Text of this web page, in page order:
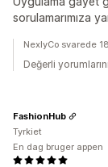
sorulamarımıza
NexlyCo svarede
Değerli
FashionHub
Tyrkiet
En dag bruger appen